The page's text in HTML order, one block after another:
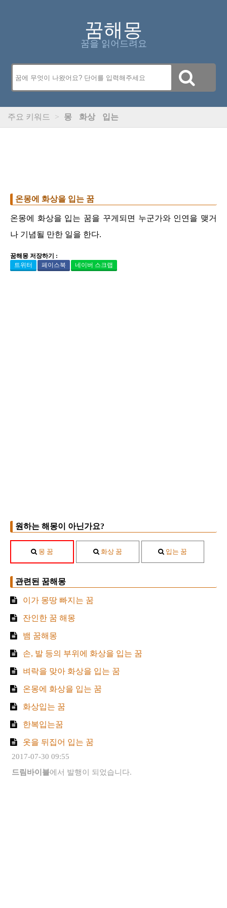
꿈해몽
꿈을 읽어드려요
주요 키워드 > 몽 화상 입는
온몽에 화상을 입는 꿈
온몽에 화상을 입는 꿈을 꾸게되면 누군가와 인연을 맺거
나 기념될 만한 일을 한다.
꿈해몽 저장하기 :
트위터
페이스북 네이버 스크랩
원하는 해몽이 아닌가요?
몽 꿈 화상 꿈 입는 꿈
관련된 꿈해몽
이가 몽땅 빠지는 꿈
잔인한 꿈 해몽
뱀 꿈해몽
손, 발 등의 부위에 화상을 입는 꿈
벼락을 맞아 화상을 입는 꿈
온몽에 화상을 입는 꿈
화상입는 꿈
한복입는꿈
옷을 뒤집어 입는 꿈
2017-07-30 09:55
드림바이블에서 발행이 되었습니다.